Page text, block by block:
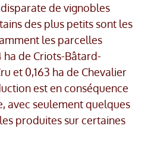
de vignobles
des plus petits sont les
les parcelles
ha de Criots-Bâtard-
et 0,163 ha de Chevalier
est en conséquence
avec seulement quelques
produites sur certaines